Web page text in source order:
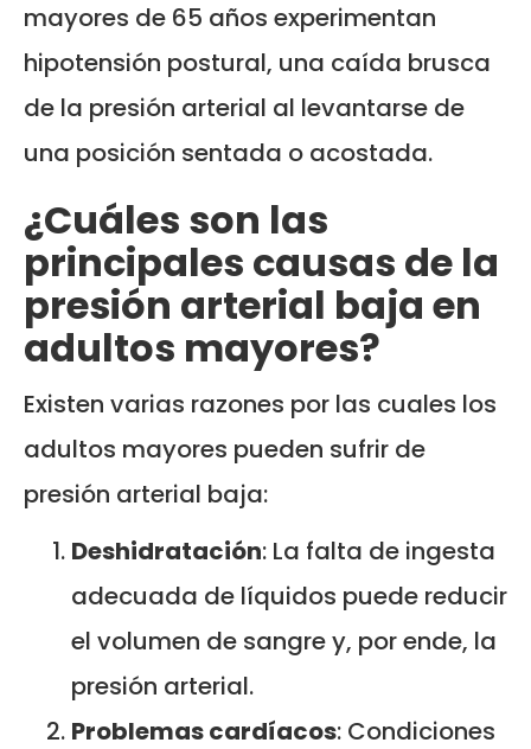
mayores de 65 años experimentan
hipotensión postural, una caída brusca
de la presión arterial al levantarse de
una posición sentada o acostada.
¿Cuáles son las
principales causas de la
presión arterial baja en
adultos mayores?
Existen varias razones por las cuales los
adultos mayores pueden sufrir de
presión arterial baja:
Deshidratación: La falta de ingesta
adecuada de líquidos puede reducir
el volumen de sangre y, por ende, la
presión arterial.
Problemas cardíacos: Condiciones